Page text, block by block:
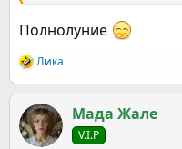
Полнолуние
Р
е
к
ц
и
Ликa
Мада Жале
V.I.P